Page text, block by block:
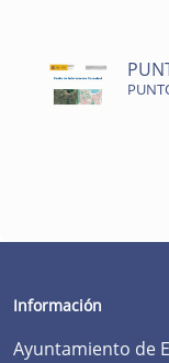
Información
Ayuntamiento de